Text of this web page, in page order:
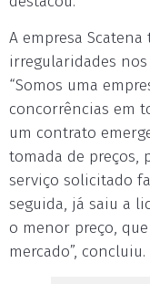
A empresa
irregularidades
“Somos uma
concorrências em
um contrato
tomada de preços,
serviço solicitado
seguida, já saiu a
o menor preço,
mercado”, concluiu.